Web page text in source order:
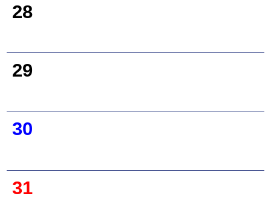
28
29
30
31